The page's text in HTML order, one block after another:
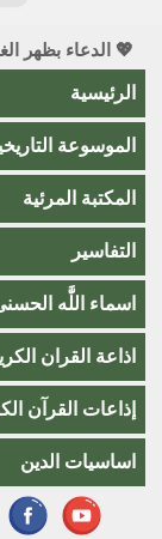
💖 الدعاء بظهر
الرئيسية
الموسوعة
المكتبة المرئية
التفاسير
اسماء اللَّٰه
اذاعة القران
إذاعات القرآن
اساسيات الدين